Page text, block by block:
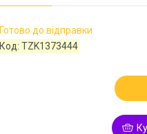
Готово до відправки
Код:TZK1373444